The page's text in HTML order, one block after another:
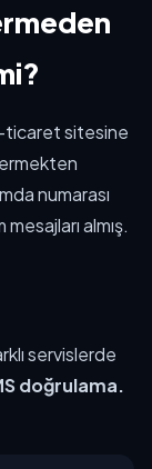
ticaret sitesine
numarası
almış.
servislerde
doğrulama.